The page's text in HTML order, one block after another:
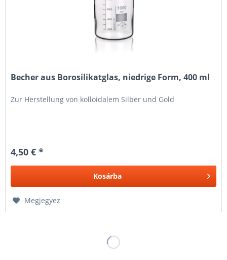
Becher aus Borosilikatglas, niedrige Form, 400 ml
Zur Herstellung von kolloidalem Silber und Gold
4,50 € *
Kosárba
Megjegyez